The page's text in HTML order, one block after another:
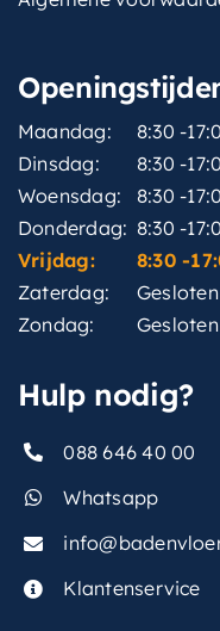
Maandag:
8:30 -
Dinsdag:
8:30 -
Woensdag:
8:30 -
Donderdag: 8:30 -
Vrijdag:
8:30 -
Zaterdag:
Gesloten
Zondag:
Gesloten
Hulp nodig?
088 646 40 00
Whatsapp
Klantenservice